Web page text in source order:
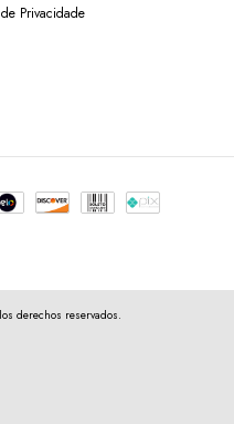
Privacidade
derechos reservados.